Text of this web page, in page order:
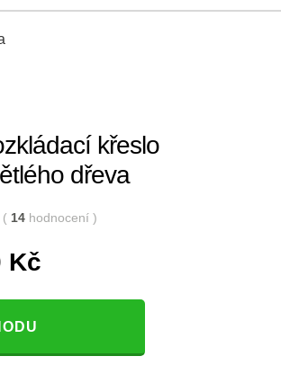
křeslo
dřeva
( 14 hodnocení )
Kč